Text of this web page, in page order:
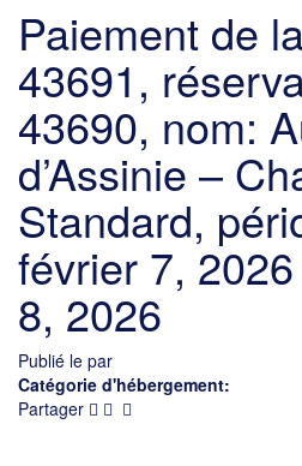
Paiement de
43691,
43690, nom:
d’Assinie –
Standard,
février 7,
8, 2026
Publié le par
Catégorie d'hébergement:
Partager